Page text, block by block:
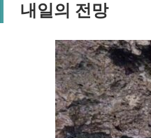
내일의 전망